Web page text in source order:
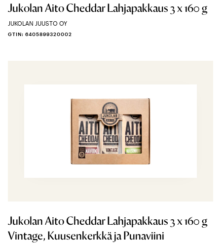
Jukolan Aito Cheddar Lahjapakkaus 3 x 160 g
JUKOLAN JUUSTO OY
GTIN: 6405899320002
Jukolan Aito Cheddar Lahjapakkaus 3 x 160 g
Vintage, Kuusenkerkkä ja Punaviini